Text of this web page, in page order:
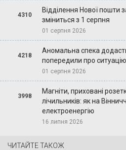
4310
Відділення Нової
зміниться з 1 серпня
01 серпня 2026
4218
Аномальна спека
попередили про ситуацію
01 серпня 2026
3998
Магніти, приховані
лічильників: як на
електроенергію
16 липня 2026
ЧИТАЙТЕ ТАКОЖ